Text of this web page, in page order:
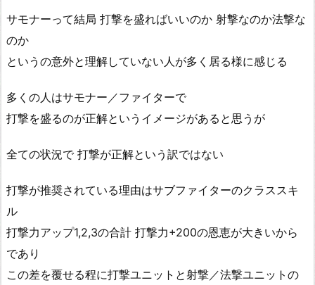
サモナーって結局 打撃を盛ればいいのか 射撃なのか法撃な
のか
というの意外と理解していない人が多く居る様に感じる
多くの人はサモナー／ファイターで
打撃を盛るのが正解というイメージがあると思うが
全ての状況で 打撃が正解という訳ではない
打撃が推奨されている理由はサブファイターのクラススキ
ル
打撃力アップ1,2,3の合計 打撃力+200の恩恵が大きいから
であり
この差を覆せる程に打撃ユニットと射撃／法撃ユニットの